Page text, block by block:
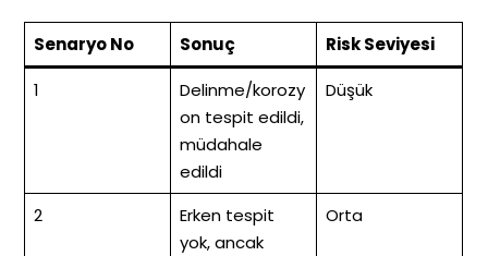
Senaryo No Sonuç
Risk Seviyesi
1
Delinme/korozy
on tespit edildi,
müdahale
edildi
Düşük
2
Erken tespit
yok, ancak
Orta